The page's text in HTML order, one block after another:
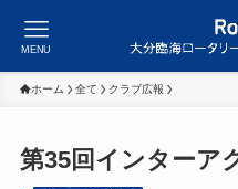
MENU
ホーム 全て クラブ広報
第35回インターア